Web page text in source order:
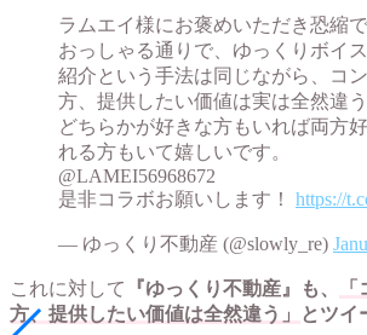
ラムエイ様にお褒めいただき恐縮で
おっしゃる通りで、ゆっくりボイ
紹介という手法は同じながら、コ
方、提供したい価値は実は全然違う
どちらかが好きな方もいれば両方
れる方もいて嬉しいです。
@LAMEI56968672
是非コラボお願いします！ https://
— ゆっくり不動産 (@slowly_re)
これに対して 『ゆっくり不動産』も、
方、提供したい価値は全然違う」
とツイ